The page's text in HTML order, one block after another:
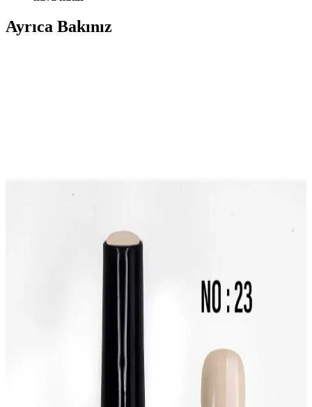
Ayrıca Bakınız
Yüzey hazırlığı, güvenli kullanım ve bakım talimatları ile uzun
ömürlü performans sunar.
MOZIUR Kalıcı UV Led Oje H170 Koyu Kırmızı
10ml Uzun Süre Dayanıklı Tırnak Bakım Ürünü
MOZIUR Kalıcı Oje UV Led H170, uzun ömürlü ve parlak kırmızı
tonuyla tırnaklarda şıklık ve dayanıklılık sağlar, kolay uygulama ve
yüksek memnuniyet sunar.
Kalıcı Oje ve Alix Avien Pembe Renk Seçenekleri
Hakkında Detaylı Bilgi